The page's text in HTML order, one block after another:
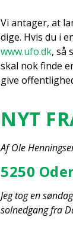
Vi anta­ger, at
di­ge. Hvis du i
www.ufo.dk, så
skal nok fin­de
give
NYT
Af Ole
5250
Jeg tog en
sol­ned­gang fra